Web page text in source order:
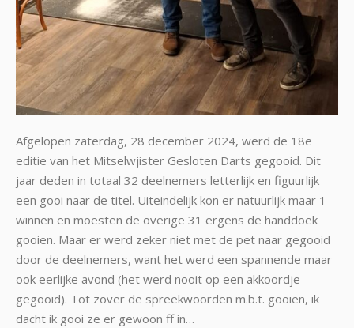
Afgelopen zaterdag, 28 december 2024, werd de 18e
editie van het Mitselwjister Gesloten Darts gegooid. Dit
jaar deden in totaal 32 deelnemers letterlijk en figuurlijk
een gooi naar de titel. Uiteindelijk kon er natuurlijk maar 1
winnen en moesten de overige 31 ergens de handdoek
gooien. Maar er werd zeker niet met de pet naar gegooid
door de deelnemers, want het werd een spannende maar
ook eerlijke avond (het werd nooit op een akkoordje
gegooid). Tot zover de spreekwoorden m.b.t. gooien, ik
dacht ik gooi ze er gewoon ff in…